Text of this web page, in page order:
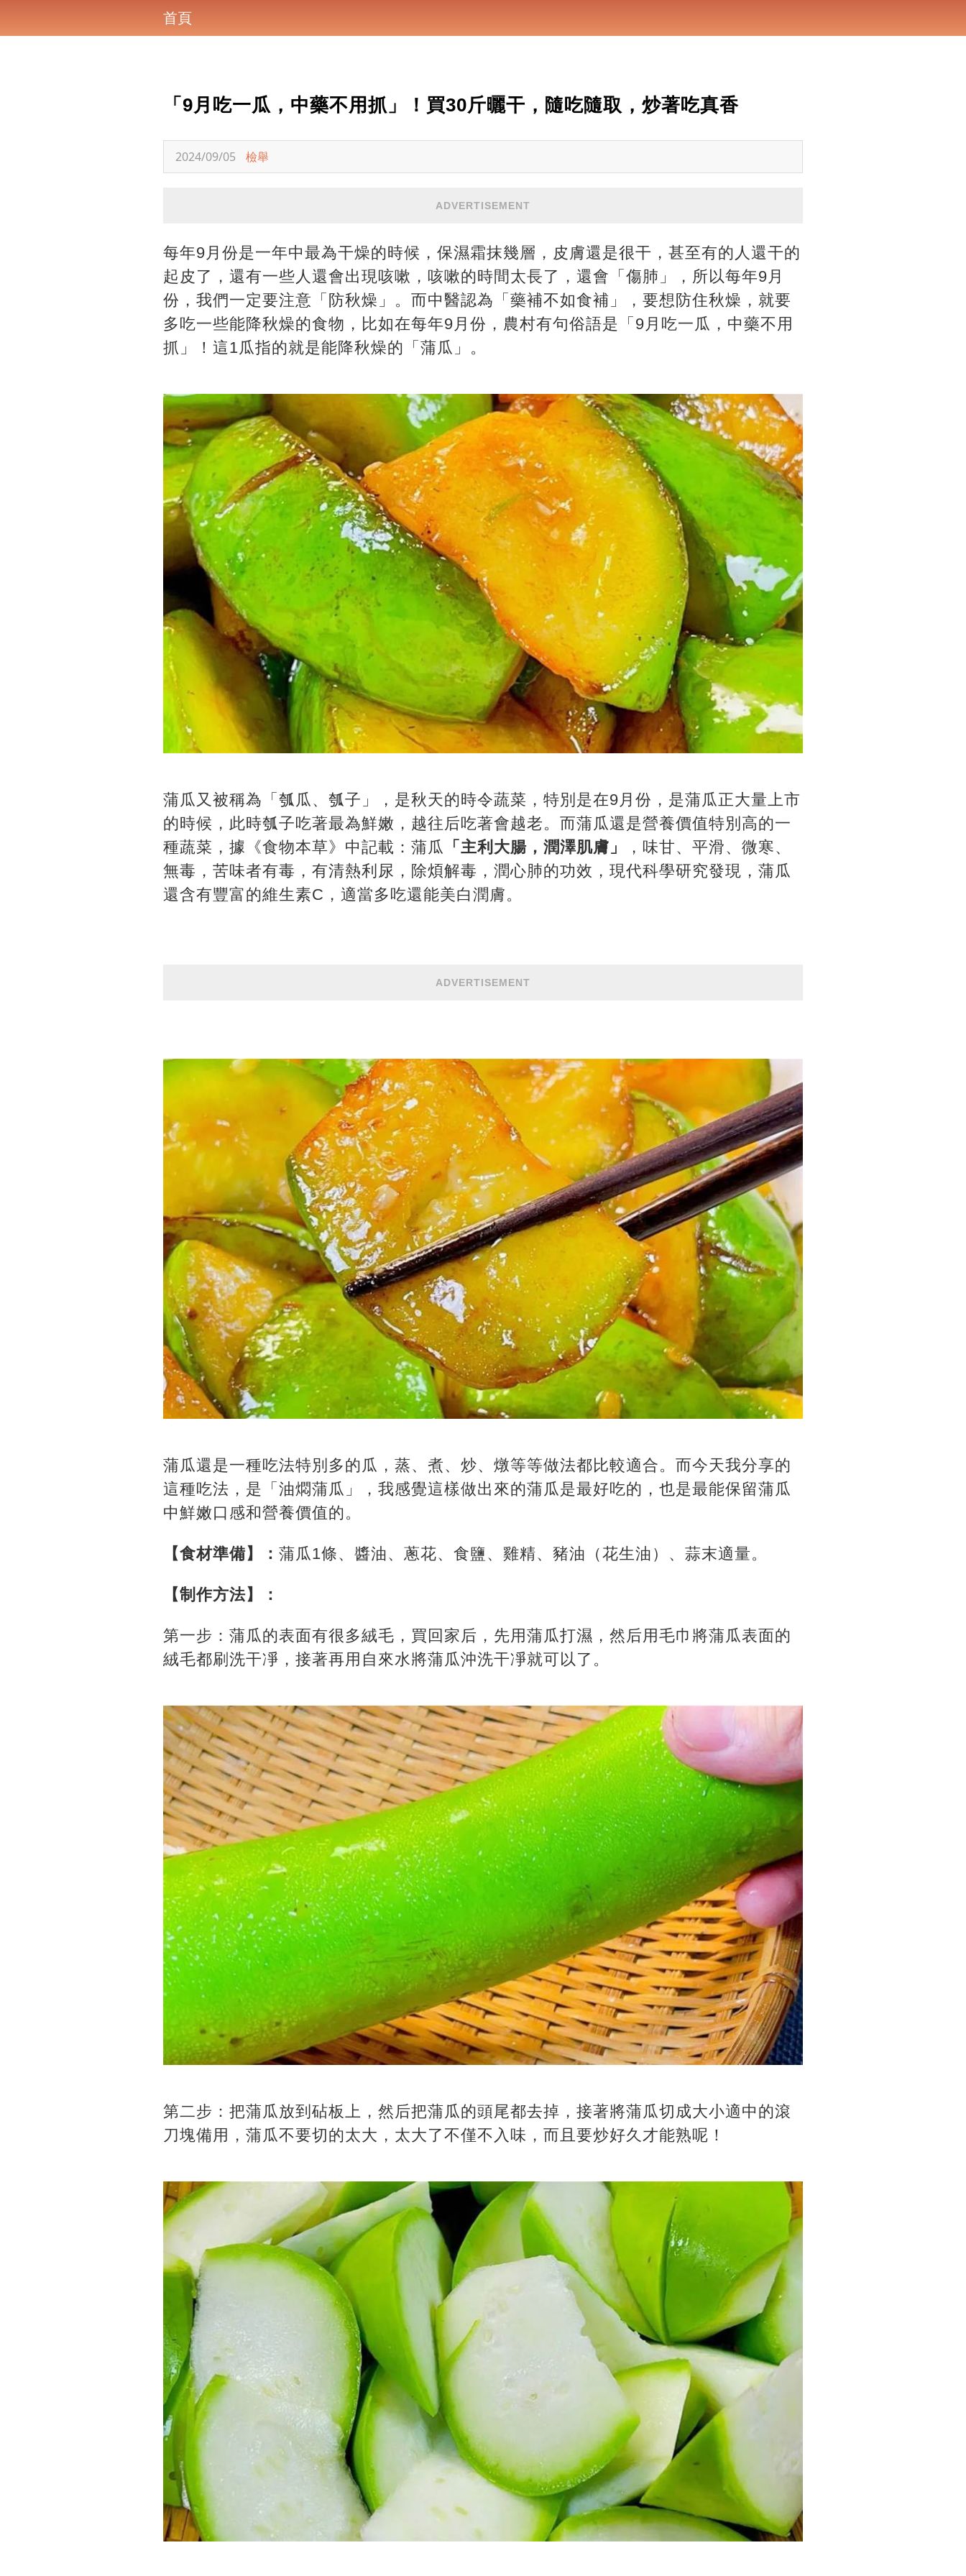
首頁
「9月吃一瓜，中藥不用抓」！買30斤曬干，隨吃隨取，炒著吃真香
2024/09/05 檢舉
ADVERTISEMENT
每年9月份是一年中最為干燥的時候，保濕霜抹幾層，皮膚還是很干，甚至有的人還干的
起皮了，還有一些人還會出現咳嗽，咳嗽的時間太長了，還會「傷肺」，所以每年9月
份，我們一定要注意「防秋燥」。而中醫認為「藥補不如食補」，要想防住秋燥，就要
多吃一些能降秋燥的食物，比如在每年9月份，農村有句俗語是「9月吃一瓜，中藥不用
抓」！這1瓜指的就是能降秋燥的「蒲瓜」。
蒲瓜又被稱為「瓠瓜、瓠子」，是秋天的時令蔬菜，特別是在9月份，是蒲瓜正大量上市
的時候，此時瓠子吃著最為鮮嫩，越往后吃著會越老。而蒲瓜還是營養價值特別高的一
種蔬菜，據《食物本草》中記載：蒲瓜
「主利大腸，潤澤肌膚」
，味甘、平滑、微寒、
無毒，苦味者有毒，有清熱利尿，除煩解毒，潤心肺的功效，現代科學研究發現，蒲瓜
還含有豐富的維生素C，適當多吃還能美白潤膚。
ADVERTISEMENT
蒲瓜還是一種吃法特別多的瓜，蒸、煮、炒、燉等等做法都比較適合。而今天我分享的
這種吃法，是「油燜蒲瓜」，我感覺這樣做出來的蒲瓜是最好吃的，也是最能保留蒲瓜
中鮮嫩口感和營養價值的。
【食材準備】： 蒲瓜1條、醬油、蔥花、食鹽、雞精、豬油（花生油）、蒜末適量。
【制作方法】：
第一步：蒲瓜的表面有很多絨毛，買回家后，先用蒲瓜打濕，然后用毛巾將蒲瓜表面的
絨毛都刷洗干凈，接著再用自來水將蒲瓜沖洗干凈就可以了。
第二步：把蒲瓜放到砧板上，然后把蒲瓜的頭尾都去掉，接著將蒲瓜切成大小適中的滾
刀塊備用，蒲瓜不要切的太大，太大了不僅不入味，而且要炒好久才能熟呢！